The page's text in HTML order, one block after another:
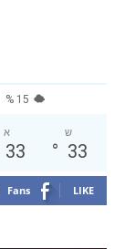
15 %
ש
33
°
א
33
Fans LIKE